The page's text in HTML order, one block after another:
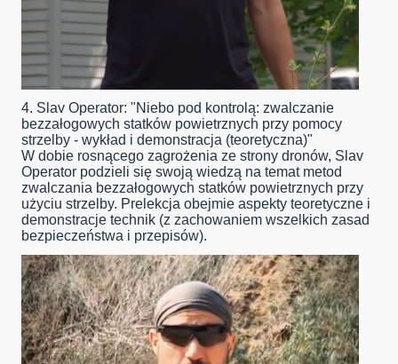
4. Slav Operator: "Niebo pod kontrolą: zwalczanie
bezzałogowych statków powietrznych przy pomocy
strzelby - wykład i demonstracja (teoretyczna)"
W dobie rosnącego zagrożenia ze strony dronów, Slav
Operator podzieli się swoją wiedzą na temat metod
zwalczania bezzałogowych statków powietrznych przy
użyciu strzelby. Prelekcja obejmie aspekty teoretyczne i
demonstracje technik (z zachowaniem wszelkich zasad
bezpieczeństwa i przepisów).